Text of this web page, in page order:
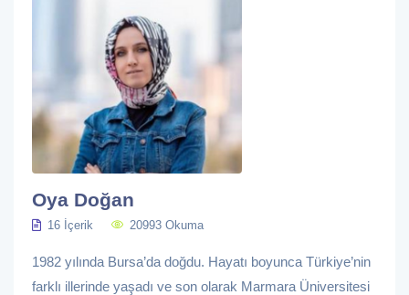
Oya Doğan
16 İçerik 20993 Okuma
1982 yılında Bursa’da doğdu. Hayatı boyunca Türkiye’nin
farklı illerinde yaşadı ve son olarak Marmara Üniversitesi